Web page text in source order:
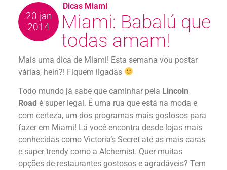
20 jan
2014
Miami: Babalú que
todas amam!
Mais uma dica de Miami! Esta semana vou postar
várias, hein?! Fiquem ligadas
Todo mundo já sabe que caminhar pela Lincoln
Road é super legal. É uma rua que está na moda e
com certeza, um dos programas mais gostosos para
fazer em Miami! Lá você encontra desde lojas mais
conhecidas como Victoria’s Secret até as mais caras
e super trendy como a Alchemist. Quer muitas
opções de restaurantes gostosos e agradáveis? Tem
Dicas Miami